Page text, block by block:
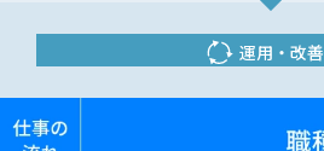
運用・改善